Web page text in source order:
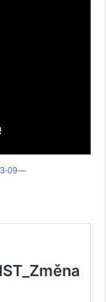
09—